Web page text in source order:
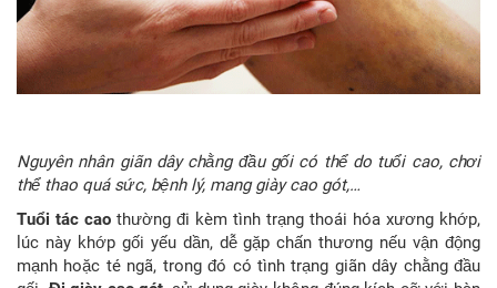
Nguyên nhân giãn dây chằng đầu gối có thể do tuổi cao, chơi
thể thao quá sức, bệnh lý, mang giày cao gót,…
Tuổi tác cao thường đi kèm tình trạng thoái hóa xương khớp,
lúc này khớp gối yếu dần, dễ gặp chấn thương nếu vận động
mạnh hoặc té ngã, trong đó có tình trạng giãn dây chằng đầu